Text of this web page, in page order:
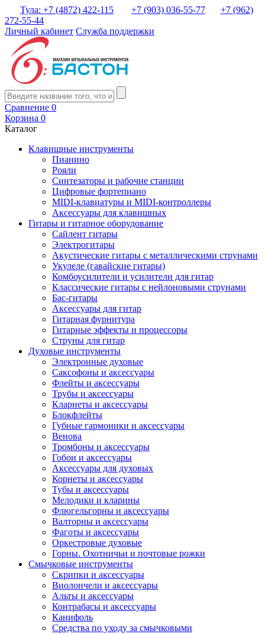
Тула: +7 (4872) 422-115 +7 (903) 036-55-77
+7 (962)
272-55-44
Личный кабинет Служба поддержки
Сравнение 0
Корзина 0
Каталог
Клавишные инструменты
Пианино
Рояли
Синтезаторы и рабочие станции
Цифровые фортепиано
MIDI-клавиатуры и MIDI-контроллеры
Аксессуары для клавишных
Гитары и гитарное оборудование
Сайлент гитары
Электрогитары
Акустические гитары с металлическими струнами
Укулеле (гавайские гитары)
Комбоусилители и усилители для гитар
Классические гитары с нейлоновыми струнами
Бас-гитары
Аксессуары для гитар
Гитарная фурнитура
Гитарные эффекты и процессоры
Струны для гитар
Духовые инструменты
Электронные духовые
Саксофоны и аксессуары
Флейты и аксессуары
Трубы и аксессуары
Кларнеты и аксессуары
Блокфлейты
Губные гармоники и аксессуары
Венова
Тромбоны и аксессуары
Гобои и аксессуары
Аксессуары для духовых
Корнеты и аксессуары
Тубы и аксессуары
Мелодики и кларины
Флюгельгорны и аксессуары
Валторны и аксессуары
Фаготы и аксессуары
Оркестровые духовые
Горны. Охотничьи и почтовые рожки
Смычковые инструменты
Скрипки и аксессуары
Виолончели и аксессуары
Альты и аксессуары
Контрабасы и аксессуары
Канифоль
Средства по уходу за смычковыми